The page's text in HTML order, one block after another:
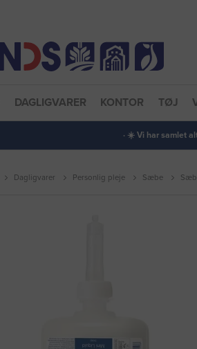
DAGLIGVARER KONTOR TØJ
· ☀️ Vi har samlet
Dagligvarer Personlig pleje Sæbe